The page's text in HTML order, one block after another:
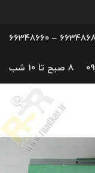
66348680 –
8 صبح تا 10 شب